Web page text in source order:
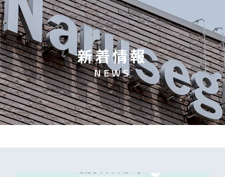
新着情報
NEWS